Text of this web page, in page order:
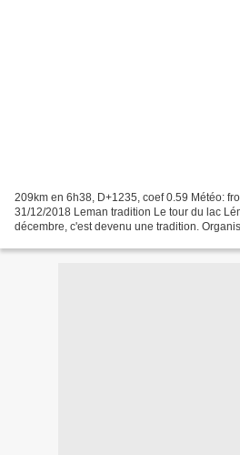
209km en 6h38, D+1235, coef 0.59 Météo: froid, soleil
31/12/2018 Leman tradition Le tour du lac
décembre, c'est devenu une tradition.